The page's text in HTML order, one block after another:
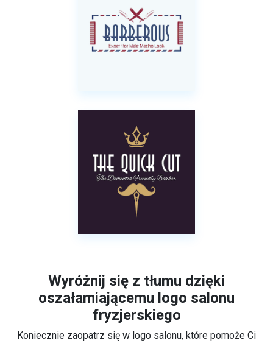
Wyróżnij się z tłumu dzięki
oszałamiającemu logo salonu
fryzjerskiego
Koniecznie zaopatrz się w logo salonu, które pomoże Ci